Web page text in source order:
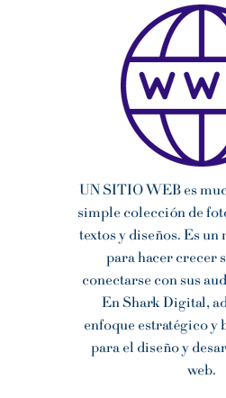
UN SITIO WEB es
simple colección de
textos y diseños. Es
para hacer crecer
conectarse con sus
En Shark Digital,
enfoque estratégico y
para el diseño y
web.